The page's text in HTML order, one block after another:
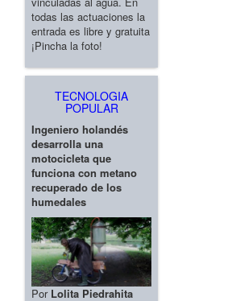
todas las actuaciones la
entrada es libre y gratuita
¡Pincha la foto!
TECNOLOGIA
POPULAR
Ingeniero holandés
desarrolla una
motocicleta que
funciona con metano
recuperado de los
humedales
Por Lolita Piedrahita